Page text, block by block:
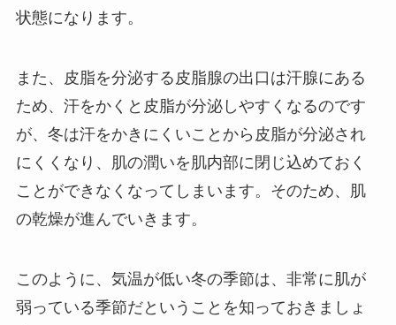
状態になります。
また、皮脂を分泌する皮脂腺の出口は汗腺にある
ため、汗をかくと皮脂が分泌しやすくなるのです
が、冬は汗をかきにくいことから皮脂が分泌され
にくくなり、肌の潤いを肌内部に閉じ込めておく
ことができなくなってしまいます。そのため、肌
の乾燥が進んでいきます。
このように、気温が低い冬の季節は、非常に肌が
弱っている季節だということを知っておきましょ